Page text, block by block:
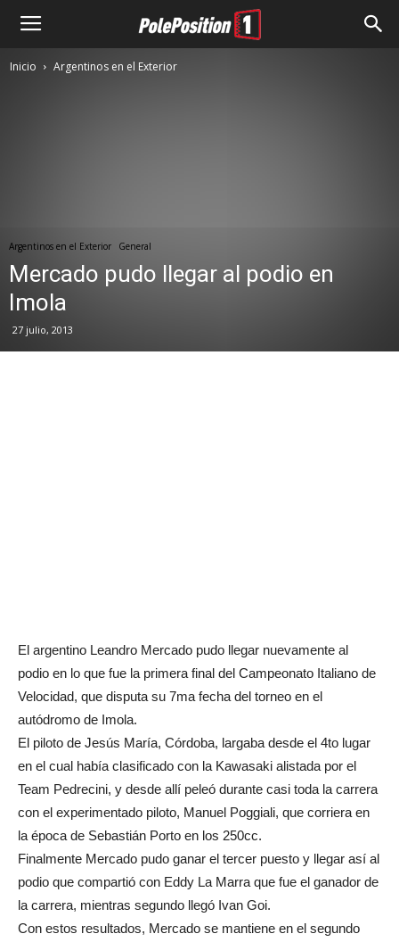
Inicio Argentinos en el Exterior
Argentinos en el Exterior General
Mercado pudo llegar al podio en
Imola
27 julio, 2013
El argentino Leandro Mercado pudo llegar nuevamente al
podio en lo que fue la primera final del Campeonato Italiano de
Velocidad, que disputa su 7ma fecha del torneo en el
autódromo de Imola.
El piloto de Jesús María, Córdoba, largaba desde el 4to lugar
en el cual había clasificado con la Kawasaki alistada por el
Team Pedrecini, y desde allí peleó durante casi toda la carrera
con el experimentado piloto, Manuel Poggiali, que corriera en
la época de Sebastián Porto en los 250cc.
Finalmente Mercado pudo ganar el tercer puesto y llegar así al
podio que compartió con Eddy La Marra que fue el ganador de
la carrera, mientras segundo llegó Ivan Goi.
Con estos resultados, Mercado se mantiene en el segundo